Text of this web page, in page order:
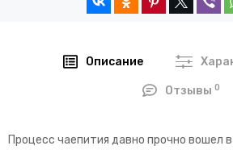
Описание
Отзывы0
Процесс чаепития давно прочно вошел